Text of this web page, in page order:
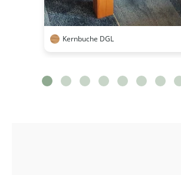
Kernbuche DGL